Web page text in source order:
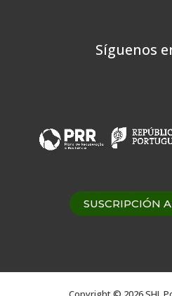
Síguenos
SUSCRIPCIÓN